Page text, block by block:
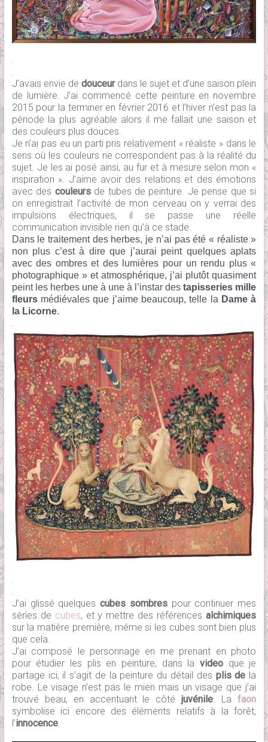
J’avais envie de douceurdans le sujet et d’une saison plein
de lumière. J’ai commencé cette peinture en novembre
2015 pour la terminer en février 2016 et l’hiver n’est pas la
période la plus agréable alors il me fallait une saison et
des couleurs plus douces.
Je n’ai pas eu un parti pris relativement « réaliste » dans le
sens où les couleurs ne correspondent pas à la réalité du
sujet. Je les ai posé ainsi, au fur et à mesure selon mon «
inspiration ». J’aime avoir des relations et des émotions
avec des couleursde tubes de peinture. Je pense que si
on enregistrait l’activité de mon cerveau on y verrai des
impulsions électriques, il se passe une réelle
communication invisible rien qu’à ce stade.
Dans le traitement des herbes, je n’ai pas été « réaliste »
non plus c’est à dire que j’aurai peint quelques aplats
avec des ombres et des lumières pour un rendu plus «
photographique » et atmosphérique, j’ai plutôt quasiment
peint les herbes une à une à l’instar destapisseries mille
fleursmédiévales que j’aime beaucoup, telle la Dame à
la Licorne.
.
.
J’ai glissé quelquescubes sombrespour continuer mes
séries de cubes, et y mettre des référencesalchimiques
sur la matière première, même si les cubes sont bien plus
que cela.
J’ai composé le personnage en me prenant en photo
pour étudier les plis en peinture, dans la videoque je
partage ici, il s’agit de la peinture du détail des plis de la
robe. Le visage n’est pas le mien mais un visage que j’ai
trouvé beau, en accentuant le côtéjuvénile. Lafaon
symbolise ici encore des éléments relatifs à la forêt,
l’innocence.
.